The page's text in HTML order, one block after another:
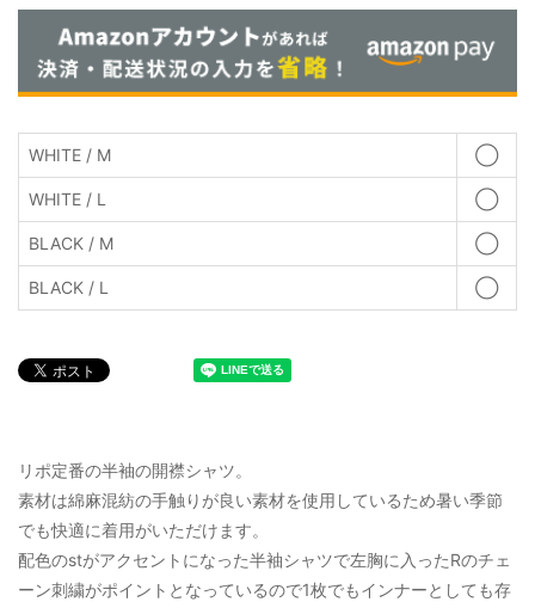
WHITE / M ◯
WHITE / L ◯
BLACK / M ◯
BLACK / L ◯
リポ定番の半袖の開襟シャツ。
素材は綿麻混紡の手触りが良い素材を使用しているため暑い季節
でも快適に着用がいただけます。
配色のstがアクセントになった半袖シャツで左胸に入ったRのチェ
ーン刺繍がポイントとなっているので1枚でもインナーとしても存